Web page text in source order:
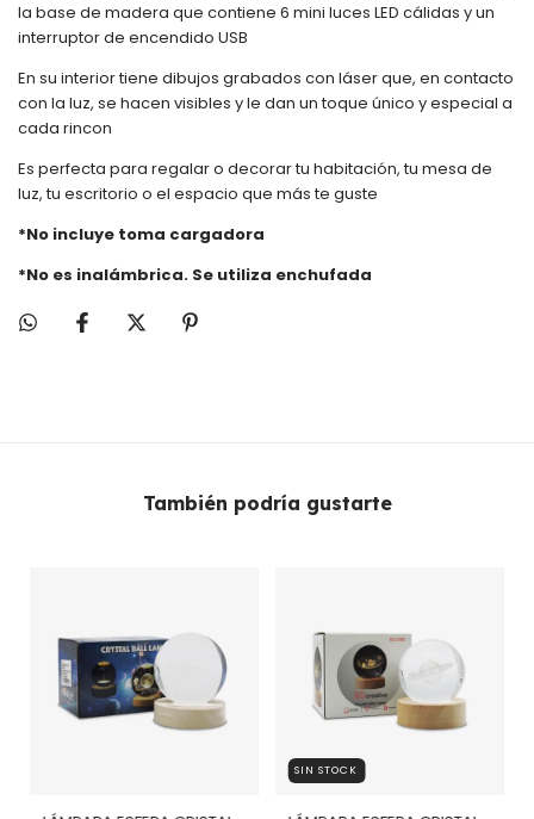
la base de madera que contiene 6 mini luces LED cálidas y un
interruptor de encendido USB
En su interior tiene dibujos grabados con láser que, en contacto
con la luz, se hacen visibles y le dan un toque único y especial a
cada rincon
Es perfecta para regalar o decorar tu habitación, tu mesa de
luz, tu escritorio o el espacio que más te guste
*No incluye toma cargadora
*No es inalámbrica. Se utiliza enchufada
También podría gustarte
SIN STOCK